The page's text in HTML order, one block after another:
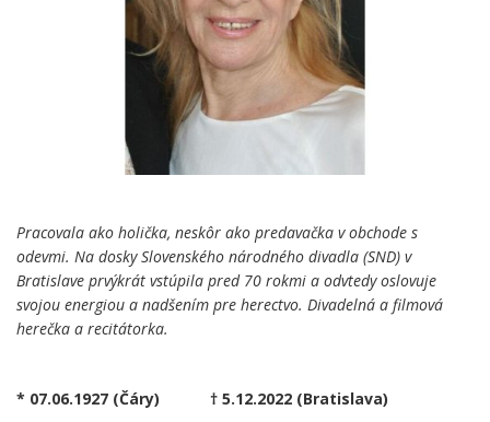
Pracovala ako holička, neskôr ako predavačka v obchode s
odevmi. Na dosky Slovenského národného divadla (SND) v
Bratislave prvýkrát vstúpila pred 70 rokmi a odvtedy oslovuje
svojou energiou a nadšením pre herectvo. Divadelná a filmová
herečka a recitátorka.
* 07.06.1927 (Čáry)
† 5.12.2022 (Bratislava)